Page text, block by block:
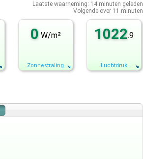
Laatste waarneming: 14minuten geleden
Volgende over 11 minuten
0 W/m²
Zonnestraling
1022.9
Luchtdruk